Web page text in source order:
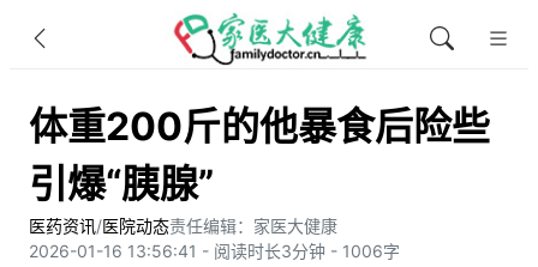
体重200斤的他暴食后险些
引爆“胰腺”
医药资讯/医院动态责任编辑：家医大健康
2026-01-16 13:56:41 - 阅读时长3分钟 - 1006字